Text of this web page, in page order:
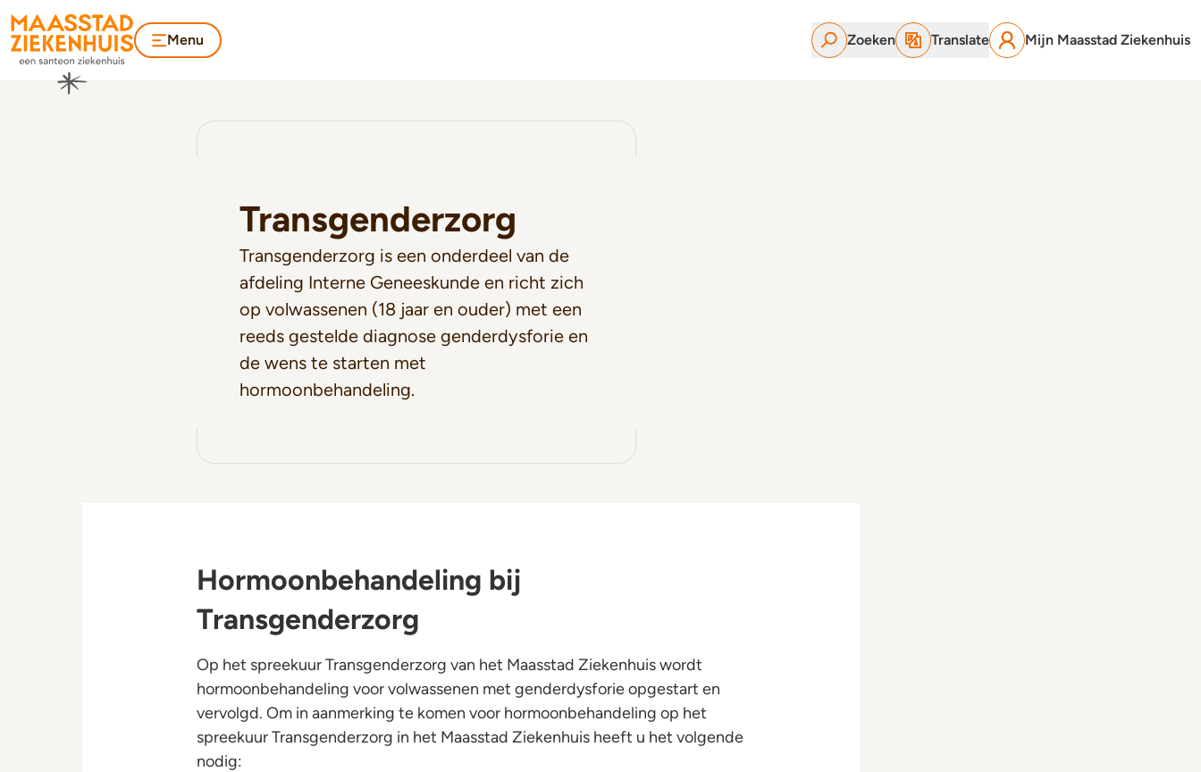
Menu Zoeken Translate Mijn Maasstad Ziekenhuis
Transgenderzorg
Transgenderzorg is een onderdeel van de
afdeling Interne Geneeskunde en richt zich
op volwassenen (18 jaar en ouder) met een
reeds gestelde diagnose genderdysforie en
de wens te starten met
hormoonbehandeling.
Hormoonbehandeling bij
Transgenderzorg
Op het spreekuur Transgenderzorg van het Maasstad Ziekenhuis wordt
hormoonbehandeling voor volwassenen met genderdysforie opgestart en
vervolgd. Om in aanmerking te komen voor hormoonbehandeling op het
spreekuur Transgenderzorg in het Maasstad Ziekenhuis heeft u het volgende
nodig: